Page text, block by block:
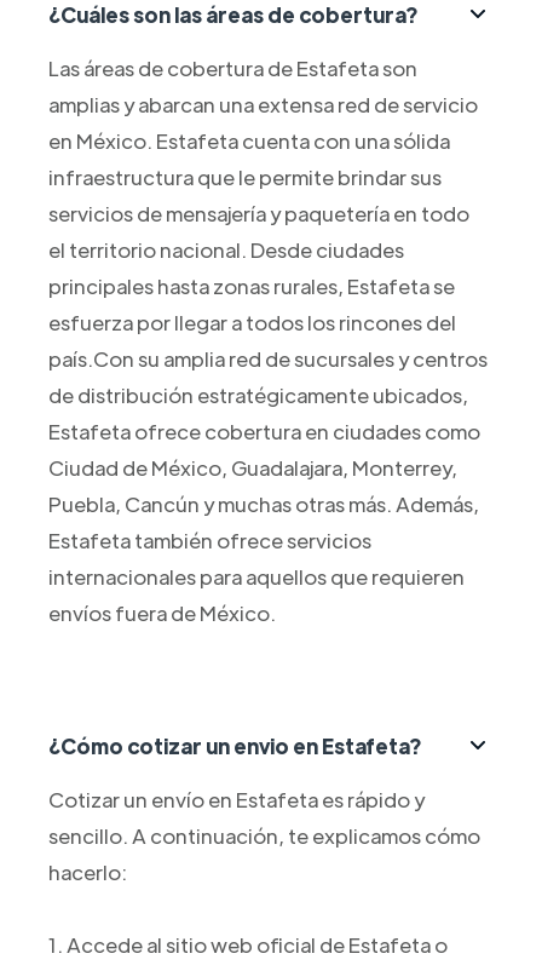
¿Cuáles son las áreas de cobertura?
Las áreas de cobertura de Estafeta son
amplias y abarcan una extensa red de servicio
en México. Estafeta cuenta con una sólida
infraestructura que le permite brindar sus
servicios de mensajería y paquetería en todo
el territorio nacional. Desde ciudades
principales hasta zonas rurales, Estafeta se
esfuerza por llegar a todos los rincones del
país.Con su amplia red de sucursales y centros
de distribución estratégicamente ubicados,
Estafeta ofrece cobertura en ciudades como
Ciudad de México, Guadalajara, Monterrey,
Puebla, Cancún y muchas otras más. Además,
Estafeta también ofrece servicios
internacionales para aquellos que requieren
envíos fuera de México.
¿Cómo cotizar un envio en Estafeta?
Cotizar un envío en Estafeta es rápido y
sencillo. A continuación, te explicamos cómo
hacerlo:
1. Accede al sitio web oficial de Estafeta o